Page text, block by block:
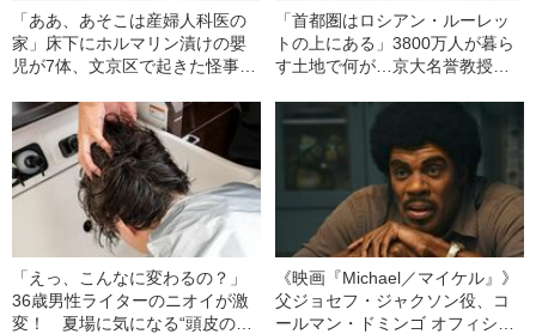
「ああ、あそこは産婦人科医の
家」床下にホルマリン漬けの嬰
児が7体、文京区で起きた怪事件
「首都圏はロシアン・ルーレッ
トの上にある」3800万人が暮ら
す土地で何が…京大名誉教授が
カニズム
「えっ、こんなに変わるの？」
36歳男性ライターのニオイが激
変！ 夏場に気になる“頭皮のニ
《映画『Michael／マイケル』》
父ジョセフ・ジャクソン役、コ
ールマン・ドミンゴ オフィシャ